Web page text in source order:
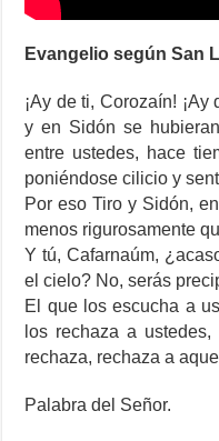
Evangelio según San
¡Ay de ti, Corozaín!
y en Sidón se
entre ustedes, hace
poniéndose cilicio y
Por eso Tiro y Sidón,
menos rigurosamente
Y tú, Cafarnaúm,
el cielo? No, serás
El que los escucha a
los rechaza a
rechaza, rechaza a
Palabra del Señor.